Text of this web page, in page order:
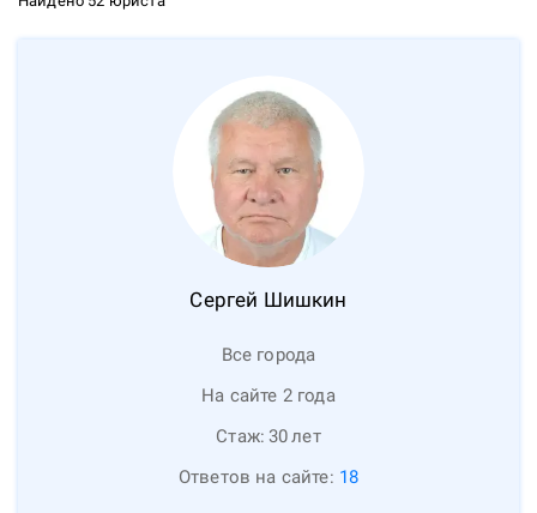
Сергей Шишкин
Все города
На сайте 2 года
Стаж: 30лет
Ответов на сайте: 18